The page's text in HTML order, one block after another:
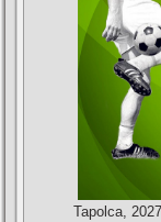
Tapolca,